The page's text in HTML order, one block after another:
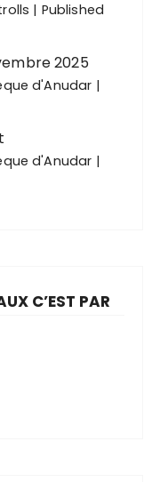
Published
2025
d'Anudar
d'Anudar
C’EST PAR